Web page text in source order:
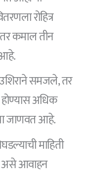
रोहित्र
कमाल तीन
समजले, तर
होण्यास अधिक
जाणवत आहे.
माहिती
असे आवाहन